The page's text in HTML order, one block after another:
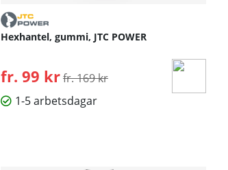
Hexhantel, gummi, JTC POWER
fr. 99 krOrdinarie pris:
fr. 169 kr
1-5 arbetsdagar